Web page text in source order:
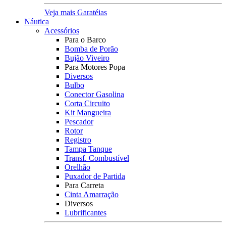
Veja mais Garatéias
Náutica
Acessórios
Para o Barco
Bomba de Porão
Bujão Viveiro
Para Motores Popa
Diversos
Bulbo
Conector Gasolina
Corta Circuito
Kit Mangueira
Pescador
Rotor
Registro
Tampa Tanque
Transf. Combustível
Orelhão
Puxador de Partida
Para Carreta
Cinta Amarração
Diversos
Lubrificantes